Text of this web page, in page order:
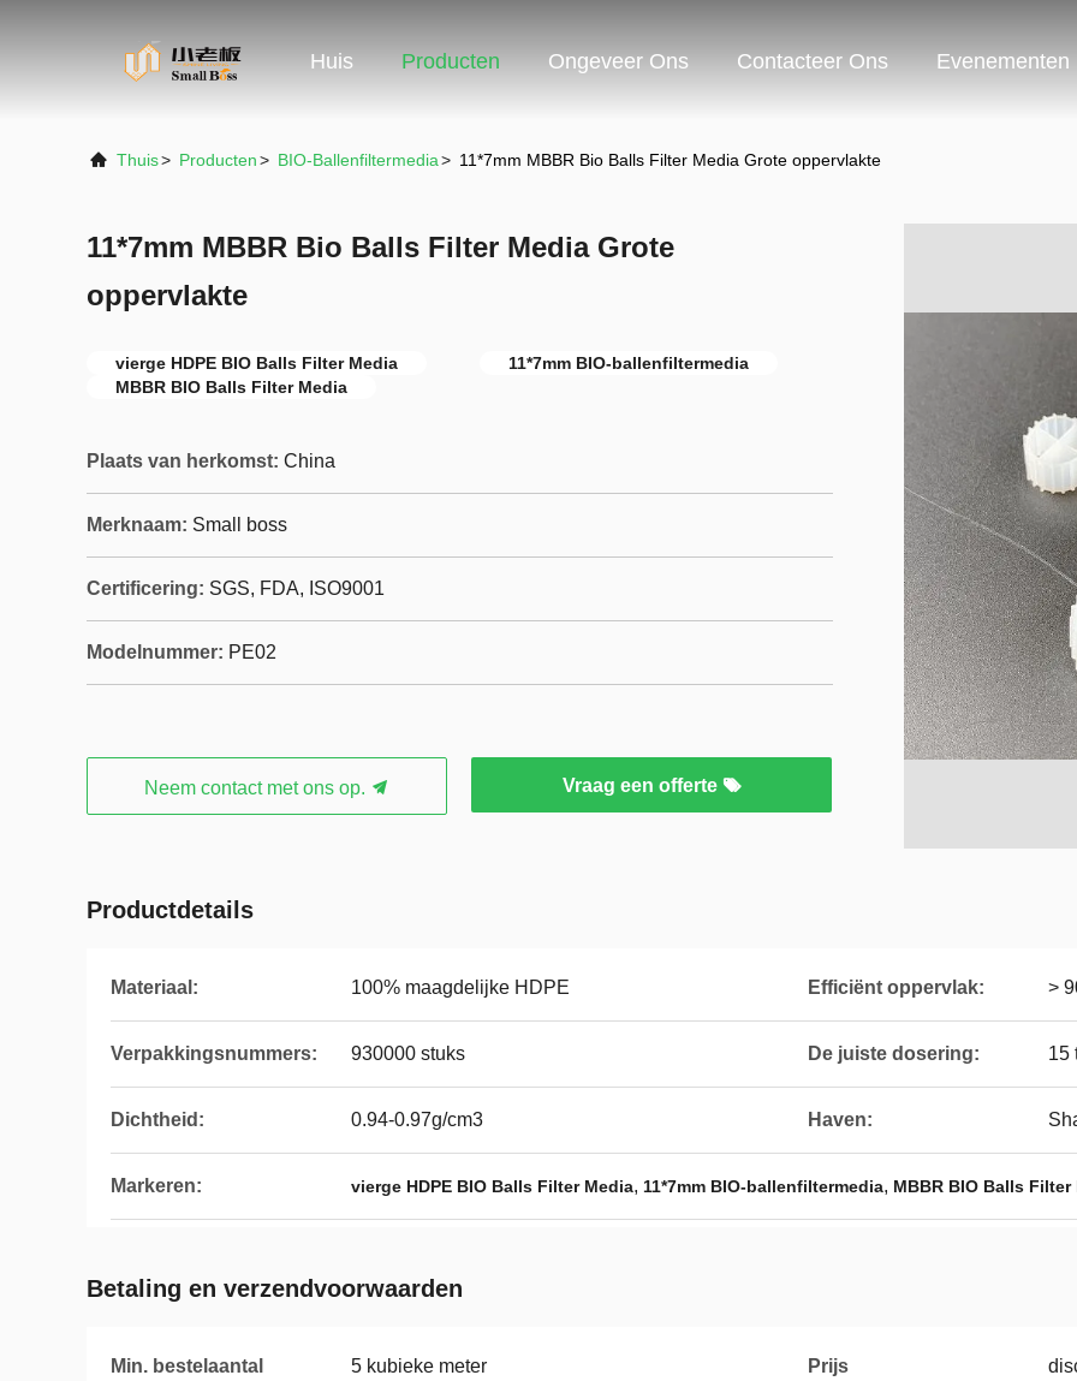
Huis Producten Ongeveer Ons Contacteer Ons Evenementen
Thuis> Producten> BIO-Ballenfiltermedia> 11*7mm MBBR Bio Balls Filter Media Grote oppervlakte
11*7mm MBBR Bio Balls Filter Media Grote
oppervlakte
vierge HDPE BIO Balls Filter Media
11*7mm BIO-ballenfiltermedia
MBBR BIO Balls Filter Media
Plaats van herkomst: China
Merknaam: Small boss
Certificering: SGS, FDA, ISO9001
Modelnummer: PE02
Neem contact met ons op. Vraag een offerte
Productdetails
Materiaal: 100% maagdelijke HDPE Efficiënt oppervlak: >
Verpakkingsnummers: 930000 stuks De juiste dosering: 15
Dichtheid: 0.94-0.97g/cm3 Haven:
Markeren: vierge HDPE BIO Balls Filter Media, 11*7mm BIO-ballenfiltermedia, MBBR BIO Balls Filter
Betaling en verzendvoorwaarden
Min. bestelaantal 5 kubieke meter Prijs